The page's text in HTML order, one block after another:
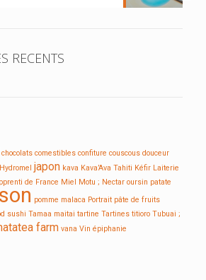
RECENTS
chocolats comestibles confiture couscous douceur
Hydromel japon kava Kava’Ava Tahiti Kéfir Laiterie
de France Miel Motu ; Nectar oursin patate
pomme malaca Portrait pâte de fruits
sushi Tamaa maitai tartine Tartines titioro Tubuai ;
farm vana Vin épiphanie